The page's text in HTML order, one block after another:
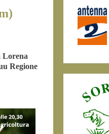
Lorena
Regione